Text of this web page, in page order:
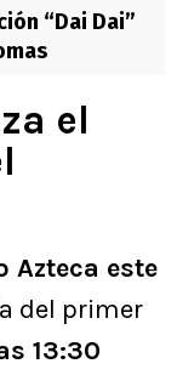
“Dai Dai”
el
Azteca este
del primer
13:30